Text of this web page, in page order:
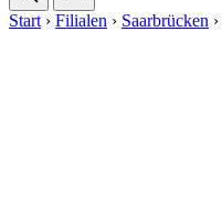
Start › Filialen › Saarbrücken ›